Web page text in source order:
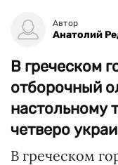
Автор
Анатолий
В греческом
отборочный
настольному
четверо
В греческом